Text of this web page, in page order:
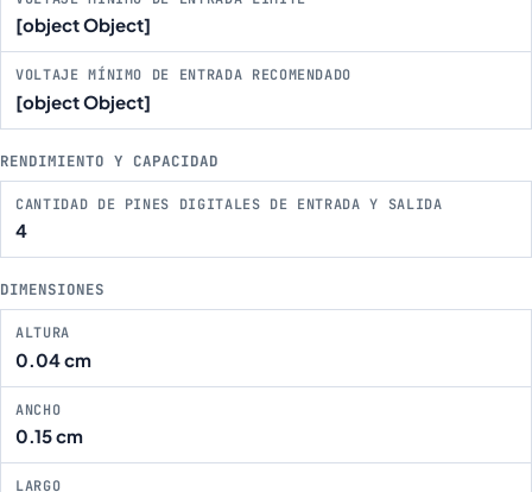
[object Object]
VOLTAJE MÍNIMO DE ENTRADA RECOMENDADO
[object Object]
RENDIMIENTO Y CAPACIDAD
CANTIDAD DE PINES DIGITALES DE ENTRADA Y SALIDA
4
DIMENSIONES
ALTURA
0.04 cm
ANCHO
0.15 cm
LARGO